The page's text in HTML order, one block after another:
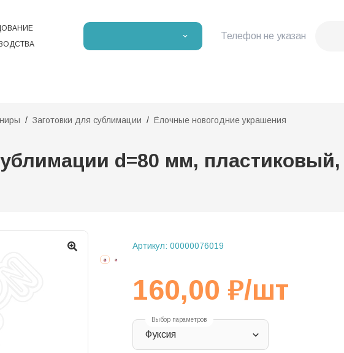
Телефон не указан
Заготовки для сублимации Ёлочные новогодние украшения
d=80 мм,
Артикул: 00000076019
160,00 ₽/шт
Выбор параметров
Фуксия